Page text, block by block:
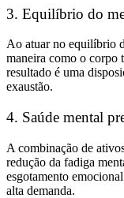
3. Equilíbrio do
Ao atuar no equilíbrio
maneira como o corpo
resultado é uma
exaustão.
4. Saúde mental
A combinação de
redução da fadiga
esgotamento
alta demanda.